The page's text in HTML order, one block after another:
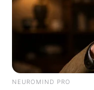
NEUROMIND PRO